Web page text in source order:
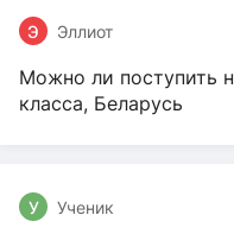
Э Эллиот
Можно ли поступить
класса, Беларусь
У Ученик